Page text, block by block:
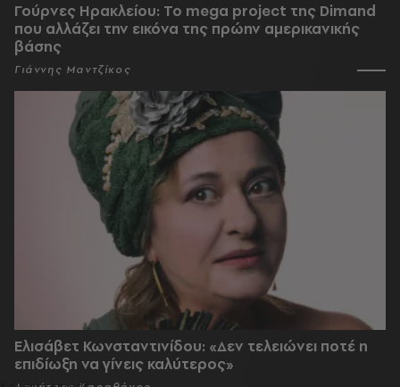
Γούρνες Ηρακλείου: To mega project της Dimand
που αλλάζει την εικόνα της πρώην αμερικανικής
βάσης
Γιάννης Μαντζίκος
Ελισάβετ Κωνσταντινίδου: «Δεν τελειώνει ποτέ η
επιδίωξη να γίνεις καλύτερος»